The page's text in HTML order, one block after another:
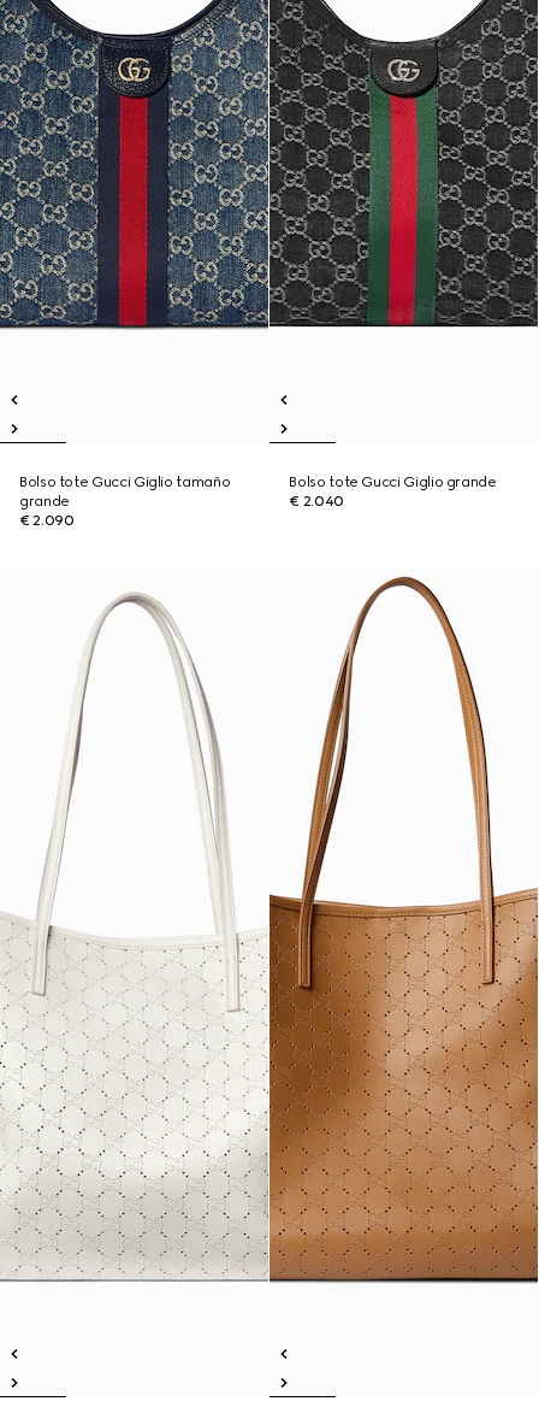
Bolso tote Gucci Giglio tamaño
grande
€ 2.090
Bolso tote Gucci Giglio grande
€ 2.040